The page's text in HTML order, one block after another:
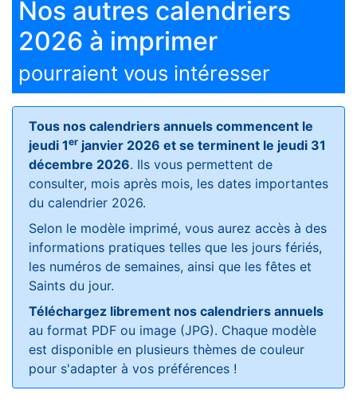
Nos autres calendriers
2026 à imprimer
pourraient vous intéresser
Tous nos calendriers annuels commencent le
jeudi 1er janvier 2026 et se terminent le jeudi 31
décembre 2026. Ils vous permettent de
consulter, mois après mois, les dates importantes
du calendrier 2026.
Selon le modèle imprimé, vous aurez accès à des
informations pratiques telles que les jours fériés,
les numéros de semaines, ainsi que les fêtes et
Saints du jour.
Téléchargez librement nos calendriers annuels
au format PDF ou image (JPG). Chaque modèle
est disponible en plusieurs thèmes de couleur
pour s'adapter à vos préférences !